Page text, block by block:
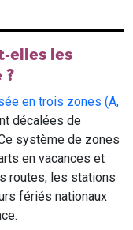
elles les
?
en trois zones (A,
décalées de
système de zones
en vacances et
routes, les stations
fériés nationaux